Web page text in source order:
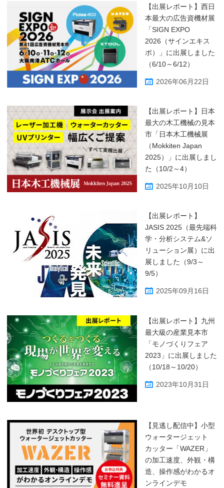
【出展レポート】西日
本最大の広告資機材展
「SIGN EXPO
2026（サインエキス
ポ）」に出展しました
（6/10～6/12）
2026年06月22日
【出展レポート】日本
最大の木工機械の見本
市「日本木工機械展
（Mokkiten Japan
2025）」に出展しまし
た（10/2～4）
2025年10月10日
【出展レポート】
JASIS 2025（最先端科
学・分析システム&ソ
リューション展）に出
展しました（9/3～
9/5）
2025年09月16日
【出展レポート】九州
最大級の産業見本市
「モノづくりフェア
2023」に出展しました
（10/18～10/20）
2023年10月31日
【見逃し配信中】小型
ウォータージェット
カッター「WAZER」
の加工速度、外観・構
造、操作感がわかるオ
ンラインデモ